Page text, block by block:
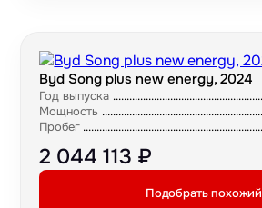
Byd Song plus new energy, 2024
Год выпуска
Мощность
Пробег
2 044 113 ₽
Подобрать похожий